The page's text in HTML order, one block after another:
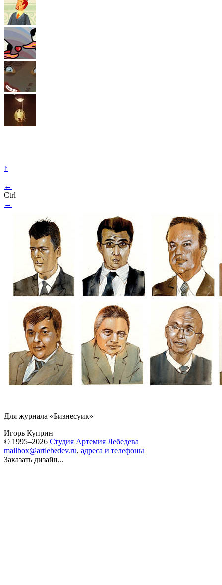
↑
←
Ctrl
→
Для журнала «Бизнесуик»
Игорь Куприн
© 1995–2026 Студия Артемия Лебедева
mailbox@artlebedev.ru, адреса и телефоны
Заказать дизайн...